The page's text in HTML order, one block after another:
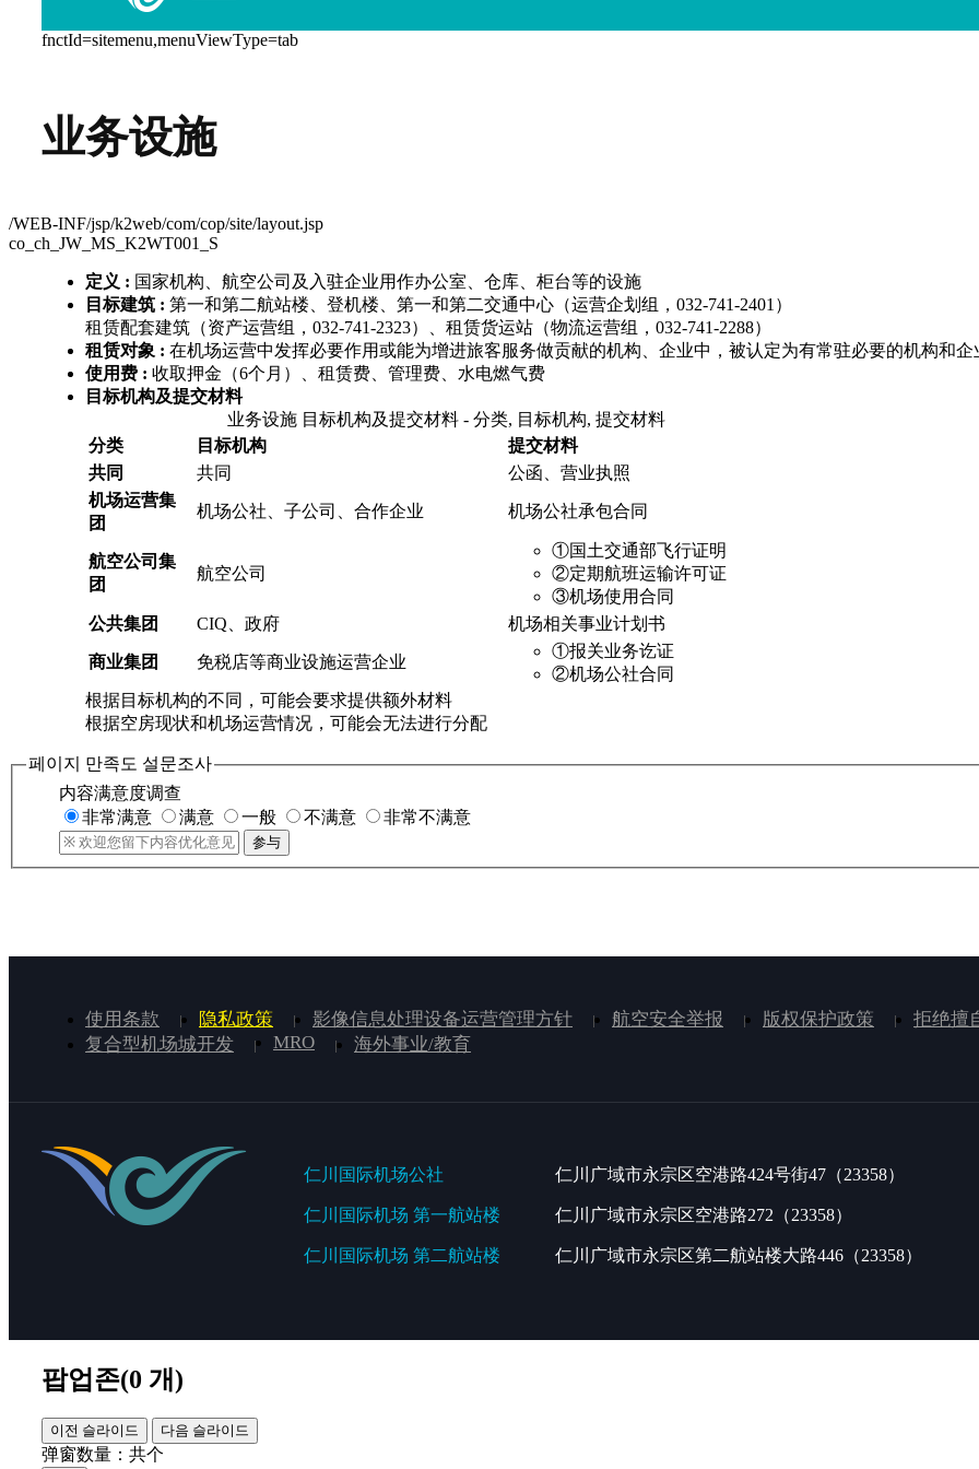
fnctId=sitemenu,menuViewType=tab
业务设施
/WEB-INF/jsp/k2web/com/cop/site/layout.jsp
co_ch_JW_MS_K2WT001_S
定义 : 国家机构、航空公司及入驻企业用作办公室、仓库、柜台等的设施
目标建筑 : 第一和第二航站楼、登机楼、第一和第二交通中心（运营企划组，032-741-2401）
租赁配套建筑（资产运营组，032-741-2323）、租赁货运站（物流运营组，032-741-2288）
租赁对象 : 在机场运营中发挥必要作用或能为增进旅客服务做贡献的机构、企业中，被认定为有常驻必要的机构和企
使用费 : 收取押金（6个月）、租赁费、管理费、水电燃气费
目标机构及提交材料
业务设施 目标机构及提交材料 - 分类, 目标机构, 提交材料
分类
目标机构
提交材料
共同
共同
公函、营业执照
机场运营集
团
机场公社、子公司、合作企业 机场公社承包合同
航空公司集
团
航空公司
①国土交通部飞行证明
②定期航班运输许可证
③机场使用合同
公共集团
CIQ、政府 机场相关事业计划书
商业集团 免税店等商业设施运营企业
①报关业务讫证
②机场公社合同
根据目标机构的不同，可能会要求提供额外材料
根据空房现状和机场运营情况，可能会无法进行分配
페이지 만족도 설문조사
内容满意度调查
非常满意
满意 一般 不满意 非常不满意
参与
使用条款 隐私政策 影像信息处理设备运营管理方针 航空安全举报 版权保护政策
拒绝擅
复合型机场城开发
MRO 海外事业/教育
仁川国际机场公社 仁川广域市永宗区空港路424号街47（23358）
仁川国际机场 第一航站楼 仁川广域市永宗区空港路272（23358）
仁川国际机场 第二航站楼 仁川广域市永宗区第二航站楼大路446（23358）
팝업존(0 개)
이전 슬라이드 다음 슬라이드
弹窗数量：共个